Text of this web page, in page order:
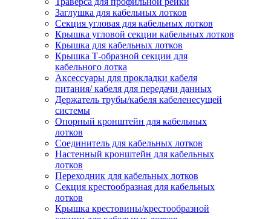
Заглушка для кабельных лотков
Секция угловая для кабельных лотков
Крышка угловой секции кабельных лотков
Крышка для кабельных лотков
Крышка Т-образной секции для
кабельного лотка
Аксессуары для прокладки кабеля
питания/ кабеля для передачи данных
Держатель трубы/кабеля кабеленесущей
системы
Опорный кронштейн для кабельных
лотков
Соединитель для кабельных лотков
Настенный кронштейн для кабельных
лотков
Переходник для кабельных лотков
Секция крестообразная для кабельных
лотков
Крышка крестовины/крестообразной